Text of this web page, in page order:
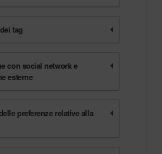
tag
con social network e
esterne
preferenze relative alla